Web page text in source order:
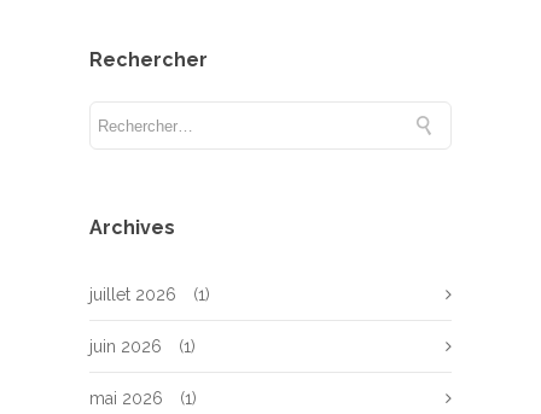
Rechercher
Archives
juillet 2026 (1)
juin 2026 (1)
mai 2026 (1)